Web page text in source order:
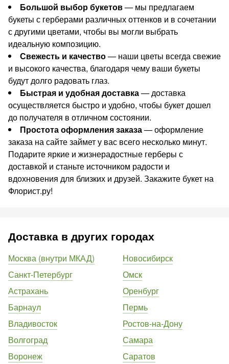
Большой выбор букетов— мы предлагаем
букеты с герберами различных оттенков и в сочетании
с другими цветами, чтобы вы могли выбрать
идеальную композицию.
Свежесть и качество— наши цветы всегда свежие
и высокого качества, благодаря чему ваши букеты
будут долго радовать глаз.
Быстрая и удобная доставка— доставка
осуществляется быстро и удобно, чтобы букет дошел
до получателя в отличном состоянии.
Простота оформления заказа— оформление
заказа на сайте займет у вас всего несколько минут.
Подарите яркие и жизнерадостные герберы с
доставкой и станьте источником радости и
вдохновения для близких и друзей. Закажите букет на
Флорист.ру!
Доставка в других городах
Москва (внутри МКАД)
Санкт-Петербург
Астрахань
Барнаул
Владивосток
Волгоград
Воронеж
Новосибирск
Омск
Оренбург
Пермь
Ростов-на-Дону
Самара
Саратов